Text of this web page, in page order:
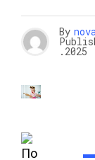
By
.2025